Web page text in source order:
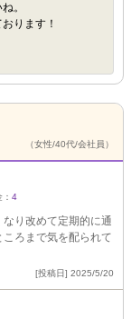
。
ります！
（女性/40代/会社員）
4
り改めて定期的に通
ろまで気を配られて
[投稿日] 2025/5/20